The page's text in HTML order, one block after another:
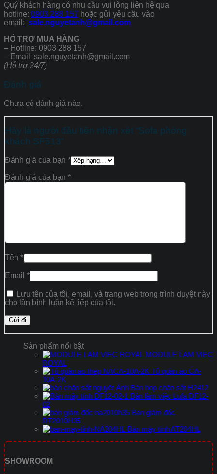
Quý khách hàng có nhu cầu vui lòng liên hệ qua
hotline: 0903 288 157 hoặc gửi yêu cầu vào
email: sale.nguyetanh@gmail.com
HỖ TRỢ MUA HÀNG
– Hotline: 0903 288 157
– Email: sale.nguyetanh@gmail.com
(Hỗ trợ 24/7)
Đánh giá
Chưa có đánh giá nào.
Hãy là người đầu tiên nhận xét “Sofa phòng
khách SF513”
Đánh giá của bạn *
Đánh giá của bạn *
Tên *
Email *
Lưu tên của tôi, email, và trang web trong trình duyệt này
cho lần bình luận kế tiếp của tôi.
Sản phẩm nổi bật
MODULE LÀM VIỆC
ROYAL
Tủ quần áo CA-
10A-2K
Bàn họp chân sắt H2412
Bàn làm việc Lufa DF12-
02
Bàn giám đốc
DT2010H35
Bàn máy tính AT204HL
SHOWROOM